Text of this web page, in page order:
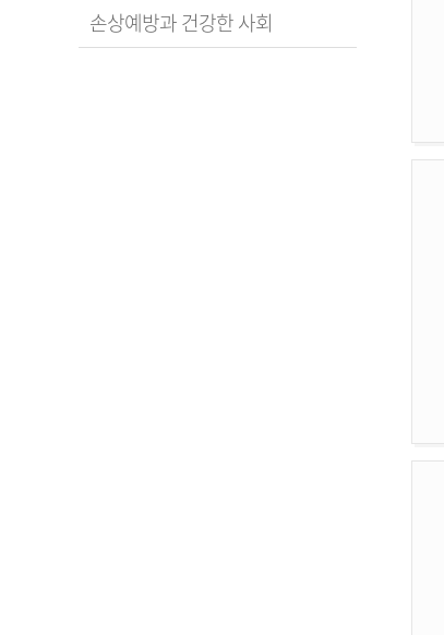
손상예방과 건강한 사회